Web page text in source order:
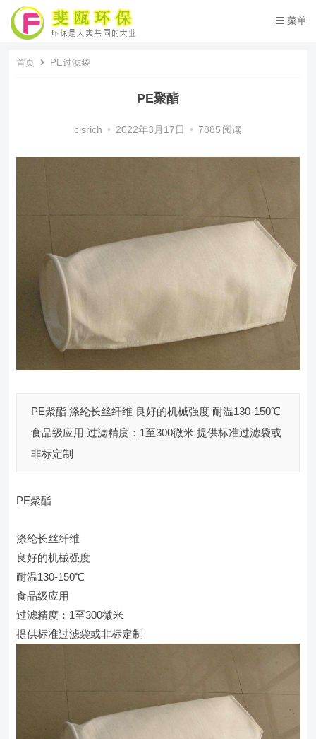
菜单
首页 PE过滤袋
PE聚酯
clsrich • 2022年3月17日 • 7885 阅读
PE聚酯 涤纶长丝纤维 良好的机械强度 耐温130-150℃
食品级应用 过滤精度：1至300微米 提供标准过滤袋或
非标定制
PE聚酯
涤纶长丝纤维
良好的机械强度
耐温130-150℃
食品级应用
过滤精度：1至300微米
提供标准过滤袋或非标定制